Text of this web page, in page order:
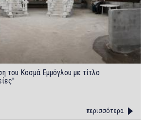
του Κοσμά Εμμόγλου με τίτλο
περισσότερα